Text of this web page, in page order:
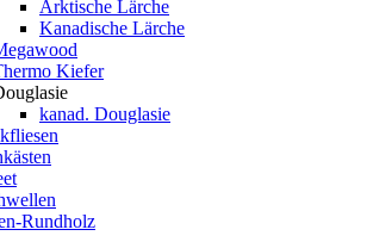
Arktische Lärche
Kanadische Lärche
Kiefer
kanad. Douglasie
Rundholz